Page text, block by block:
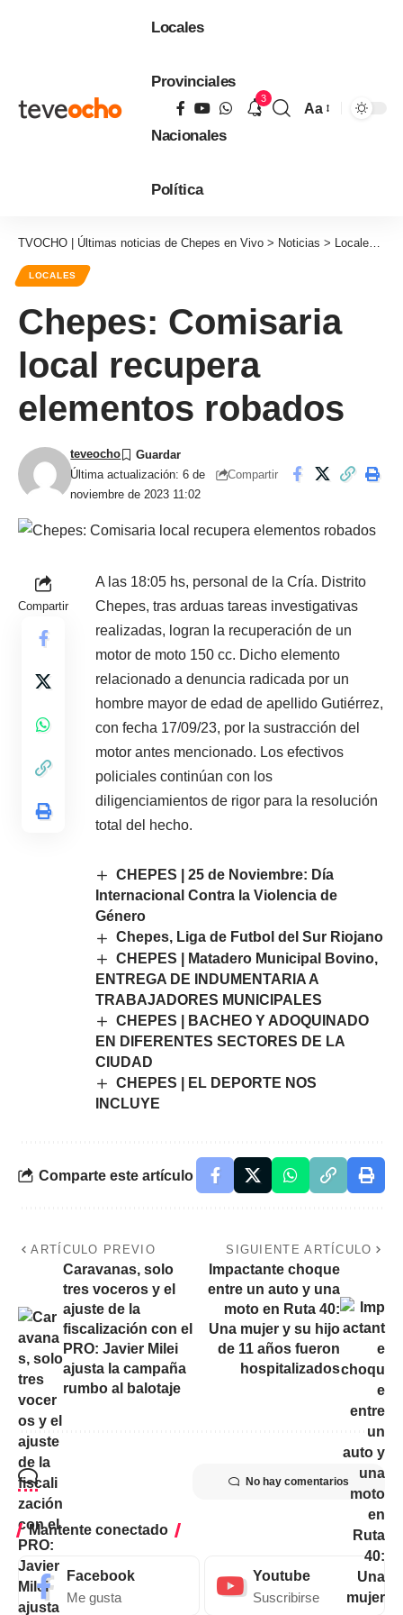
Locales
Provinciales
Nacionales
Política
3
Aa
TVOCHO | Últimas noticias de Chepes en Vivo > Noticias > Locales >
LOCALES
Chepes: Comisaria
local recupera
elementos robados
Última actualización: 6 de
noviembre de 2023 11:02
teveocho
Compartir
Compartir
A las 18:05 hs, personal de la Cría. Distrito
Chepes, tras arduas tareas investigativas
realizadas, logran la recuperación de un
motor de moto 150 cc. Dicho elemento
relacionado a denuncia radicada por un
hombre mayor de edad de apellido Gutiérrez,
con fecha 17/09/23, por la sustracción del
motor antes mencionado. Los efectivos
policiales continúan con los
diligenciamientos de rigor para la resolución
total del hecho.
CHEPES | 25 de Noviembre: Día
Internacional Contra la Violencia de
Género
Chepes, Liga de Futbol del Sur Riojano
CHEPES | Matadero Municipal Bovino,
ENTREGA DE INDUMENTARIA A
TRABAJADORES MUNICIPALES
CHEPES | BACHEO Y ADOQUINADO
EN DIFERENTES SECTORES DE LA
CIUDAD
CHEPES | EL DEPORTE NOS
INCLUYE
Comparte este artículo
ARTÍCULO PREVIO
Caravanas, solo
tres voceros y el
ajuste de la
fiscalización con el
PRO: Javier Milei
ajusta la campaña
rumbo al balotaje
SIGUIENTE ARTÍCULO
Impactante choque
entre un auto y una
moto en Ruta 40:
Una mujer y su hijo
de 11 años fueron
hospitalizados
No hay comentarios
Mantente conectado
Facebook
Me gusta
Youtube
Suscribirse